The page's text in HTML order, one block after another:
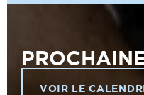
VOIR LE